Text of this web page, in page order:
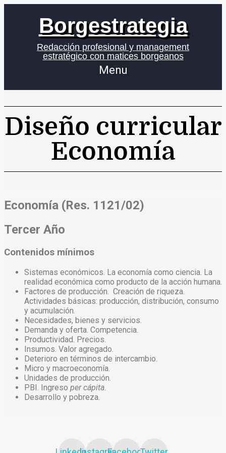
Borgestrategia
Redacción profesional y management
estratégico con matices borgeanos
Menu
Diseño curricular
Economía
Economía (Res. 1121/02)
Tercer Año
Contenidos mínimos
Sistemas económicos. La economía como ciencia. La
realidad económica como producto de la acción humana.
Factores de producción. Creación de riqueza.
Actividades básicas: producción, distribución, consumo
y acumulación.
Necesidades, bienes y servicios.
Demanda y oferta. Competencia.
Productividad. Precios.
Insumos. Valor agregado.
Deterioro en términos de intercambio.
Micro y macroeconomía.
Unidades de producción.
PBI. Ingreso per cápita.
Desarrollo y pobreza.